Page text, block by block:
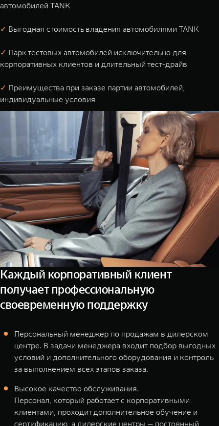
автомобилей TANK
✓ Выгодная стоимость владения автомобилями TANK
✓ Парк тестовых автомобилей исключительно для
корпоративных клиентов и длительный тест-драйв
✓ Преимущества при заказе партии автомобилей,
индивидуальные условия
Каждый корпоративный клиент
получает профессиональную
своевременную поддержку
Персональный менеджер по продажам в дилерском
центре. В задачи менеджера входит подбор выгодных
условий и дополнительного оборудования и контроль
за выполнением всех этапов заказа.
Высокое качество обслуживания.
Персонал, который работает с корпоративными
клиентами, проходит дополнительное обучение и
сертификацию, а дилерские центры — постоянный